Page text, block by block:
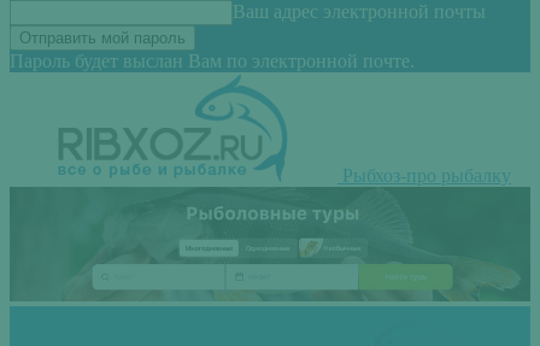
Ваш адрес электронной почты
Пароль будет выслан Вам по электронной почте.
Рыбхоз-про рыбалку